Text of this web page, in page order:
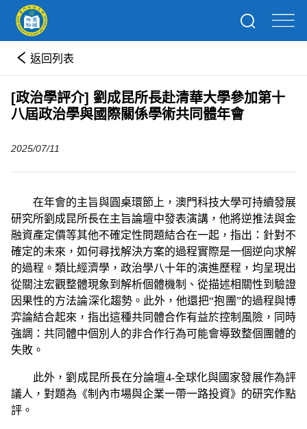
返回列表
[政治學評介] 劉成昆所長赴清華大學參加第十
八屆政治學與國際關係學術共同體年會
2025/07/11
在年會的主旨與圓桌環節上，澳門科技大學可持續發展
研究所劉成昆所長在主旨論壇中發表演講，他將逆推法與金
融資產定價等其他不確定性問題結合在一起，指出：針對不
確定的未來，如何尋找解決方案的過程實際是一個逆向求解
的過程。類比經濟學，政治學八十年的演進歷程，均呈現出
從關注宏觀整體現象到解析個體機制、從描述相關性到驗證
因果性的方法論深化趨勢。此外，他還把“抱團”的過程與博
弈論結合起來，指出這種共同體合作有益於控制風險，同時
強調：共同體中個別人的非合作行為可能會導致整個團體的
失敗。
此外，劉成昆所長在分論壇4-全球化與國家發展作為評
議人，對題為《制內市場與企業一帶一路投資》的研究作點
評。